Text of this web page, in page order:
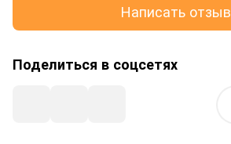
Написать отзыв
Поделиться в соцсетях